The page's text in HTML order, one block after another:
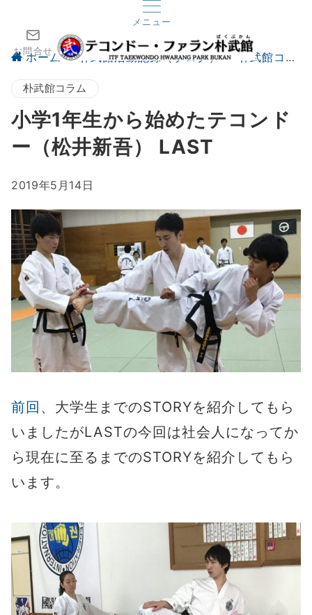
メニュー
お問合せ
ホーム 朴武館活動記録（ブログ） 朴武館コラム
朴武館コラム
小学1年生から始めたテコンド
ー（松井新吾） LAST
2019年5月14日
前回 、大学生までのSTORYを紹介してもら
いましたがLASTの今回は社会人になってか
ら現在に至るまでのSTORYを紹介してもら
います。